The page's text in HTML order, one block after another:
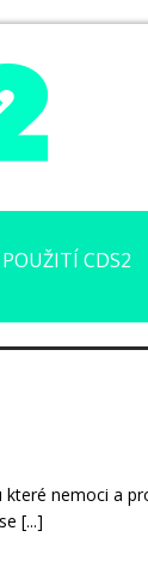
POUŽITÍ CDS2
nemoci a
[...]